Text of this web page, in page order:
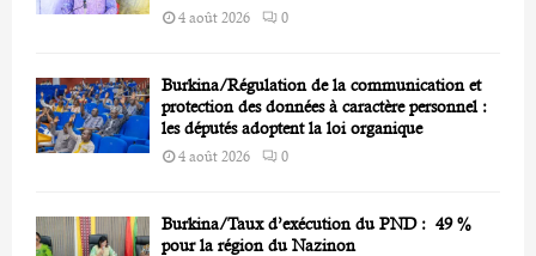
4 août 2026 0
Burkina/Régulation de la communication et
protection des données à caractère personnel :
les députés adoptent la loi organique
4 août 2026 0
Burkina/Taux d’exécution du PND : 49 %
pour la région du Nazinon